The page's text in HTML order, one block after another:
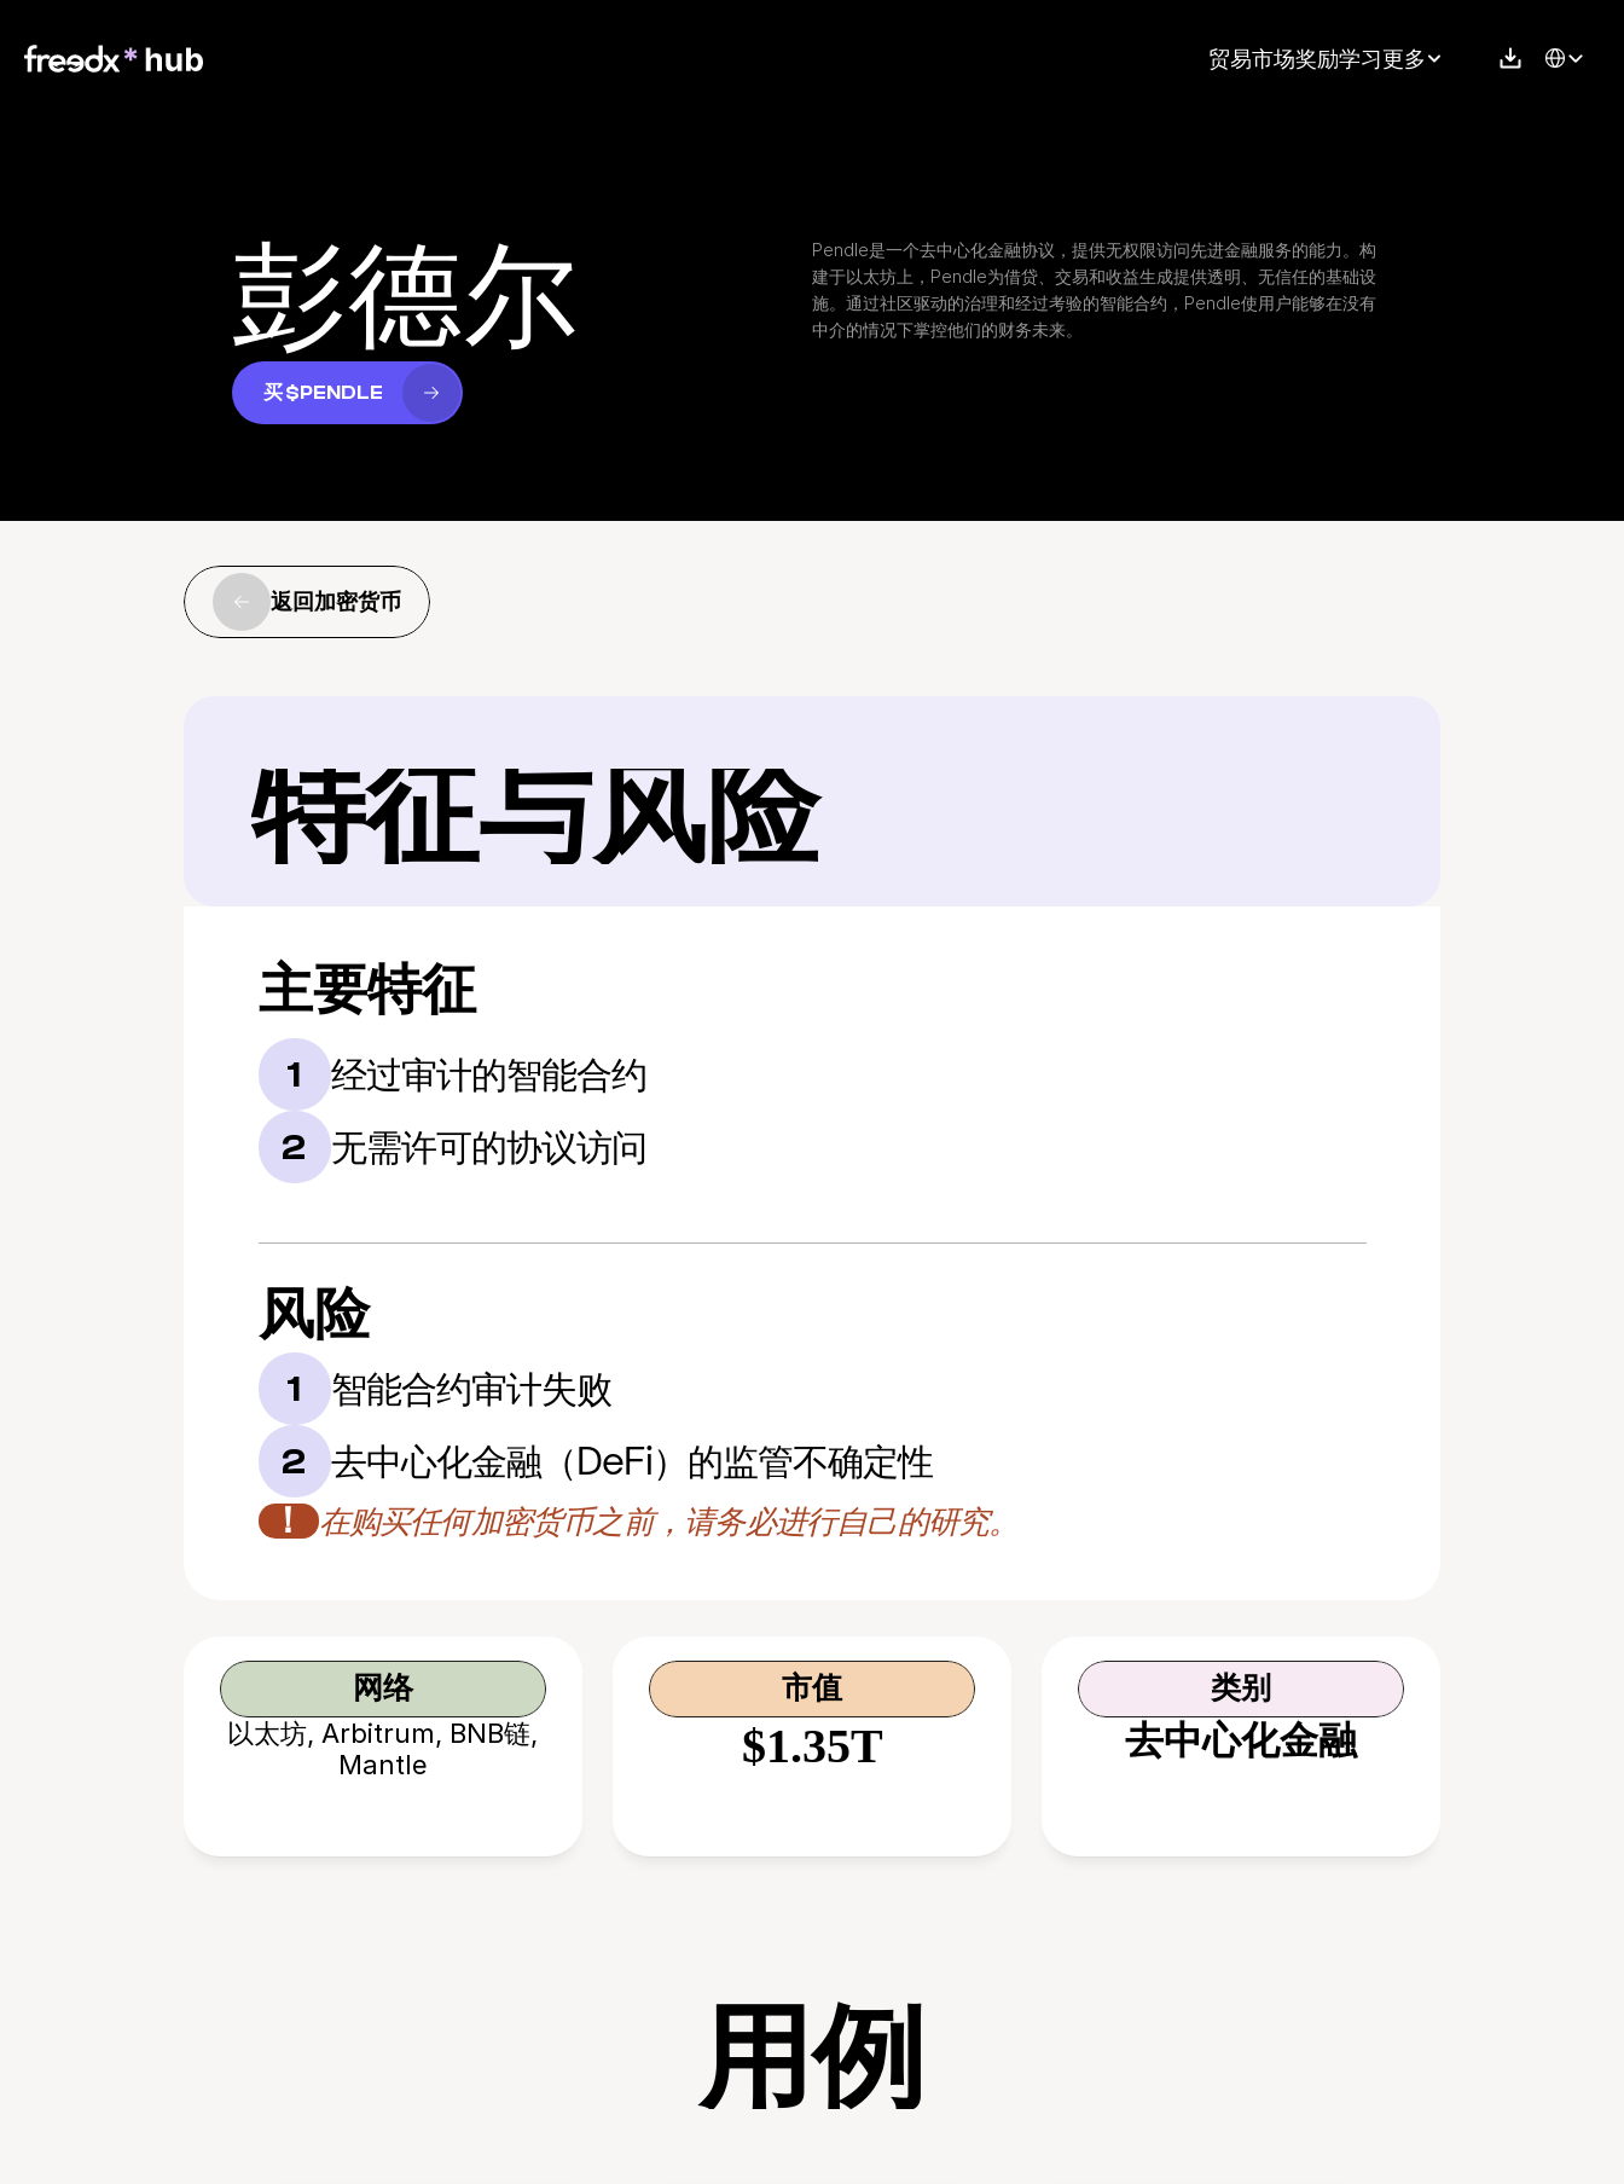
贸易市场奖励学习更多 Select
彭德尔
买 $PENDLE
Pendle是一个去中心化金融协议，提供无权限访问先进金融服务的能力。构
建于以太坊上，Pendle为借贷、交易和收益生成提供透明、无信任的基础设
施。通过社区驱动的治理和经过考验的智能合约，Pendle使用户能够在没有
中介的情况下掌控他们的财务未来。
返回加密货币
特征与风险
主要特征
1 经过审计的智能合约
2 无需许可的协议访问
风险
1 智能合约审计失败
2 去中心化金融（DeFi）的监管不确定性
！ 在购买任何加密货币之前，请务必进行自己的研究。
网络
以太坊, Arbitrum, BNB链,
Mantle
市值
$1.35T
类别
去中心化金融
用例